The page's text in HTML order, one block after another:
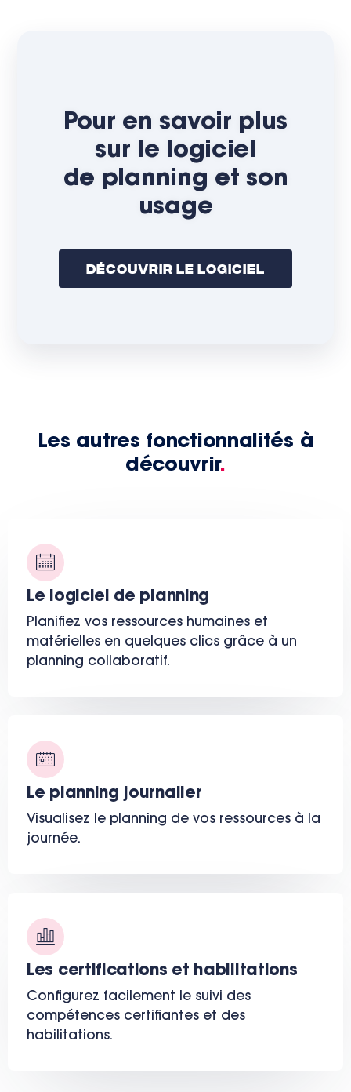
Pour en savoir plus
sur le logiciel
de planning et son
usage
Découvrir Le Logiciel
Les autres fonctionnalités à
découvrir.
Le logiciel de planning
Planifiez vos ressources humaines et
matérielles en quelques clics grâce à un
planning collaboratif.
Le planning journalier
Visualisez le planning de vos ressources à la
journée.
Les certifications et habilitations
Configurez facilement le suivi des
compétences certifiantes et des
habilitations.